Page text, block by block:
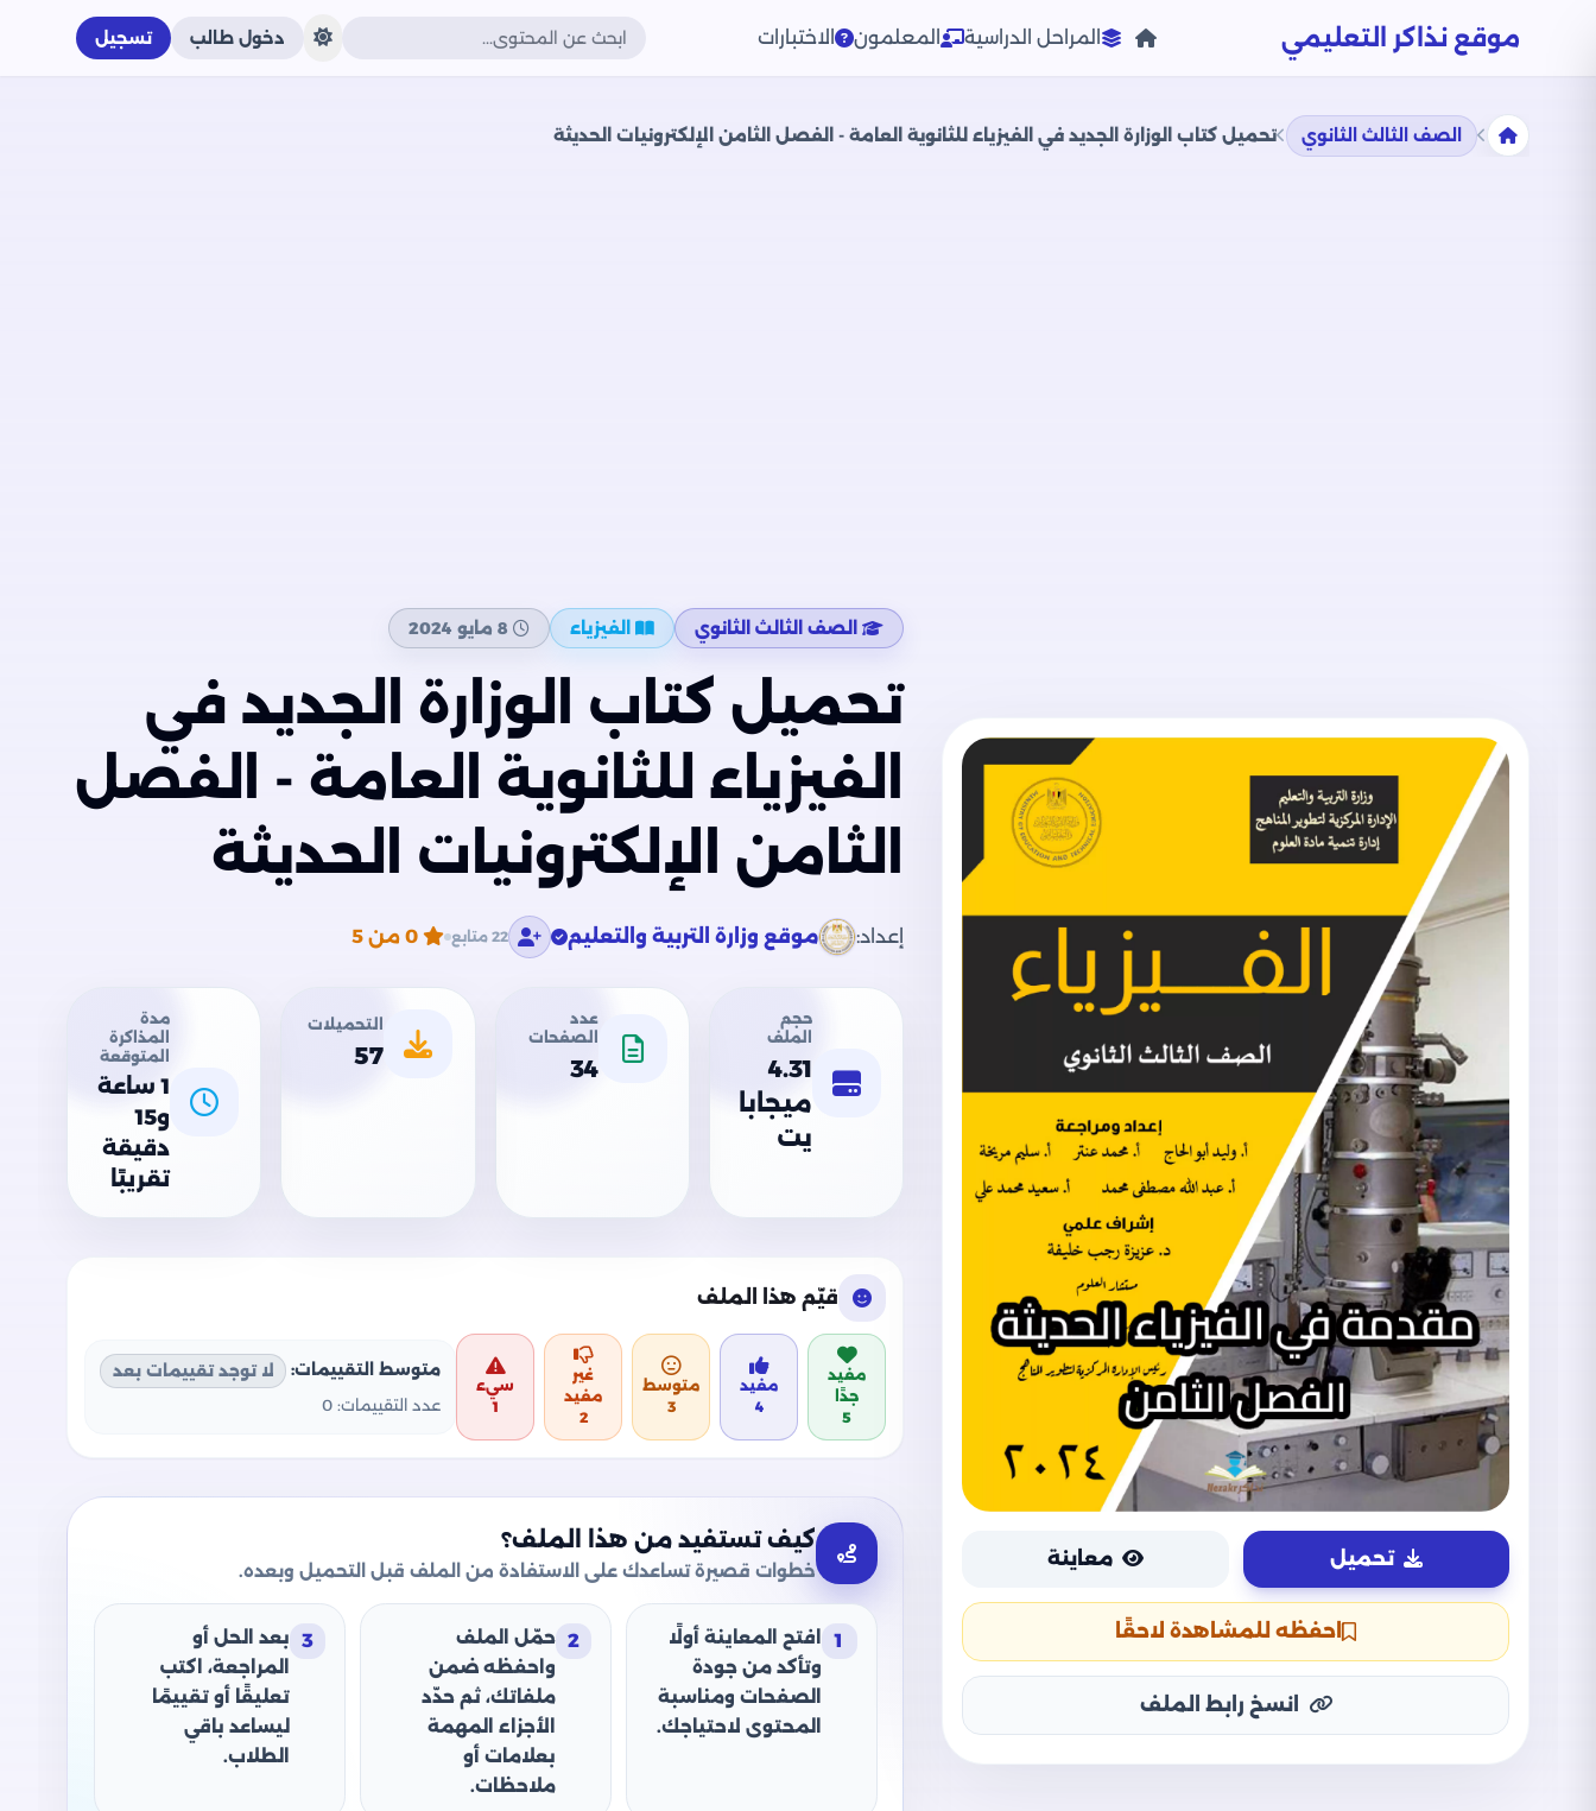
موقع نذاكر التعليمي المراحل الدراسية المعلمون الاختبارات دخول طالب تسجيل
الصف الثالث الثانوي تحميل كتاب الوزارة الجديد في الفيزياء للثانوية العامة - الفصل الثامن الإلكترونيات الحديثة
تحميل معاينة
احفظه للمشاهدة لاحقًا
انسخ رابط الملف
الصف الثالث الثانوي الفيزياء 8 مايو 2024
تحميل كتاب الوزارة الجديد في
الفيزياء للثانوية العامة - الفصل
الثامن الإلكترونيات الحديثة
إعداد: موقع وزارة التربية والتعليم 22 متابع 0من 5
حجم
الملف
4.31
ميجابا
يت
عدد
الصفحات
34
التحميلات
57
مدة
المذاكرة
المتوقعة
1 ساعة
و15
دقيقة
تقريبًا
قيّم هذا الملف
مفيد
جدًا
5
مفيد
4
متوسط
3
غير
مفيد
2
سيء
1
متوسط التقييمات:
لا توجد تقييمات بعد
عدد التقييمات: 0
كيف تستفيد من هذا الملف؟
خطوات قصيرة تساعدك على الاستفادة من الملف قبل التحميل وبعده.
1
افتح المعاينة أولًا
وتأكد من جودة
الصفحات ومناسبة
المحتوى لاحتياجك.
2 حمّل الملف
واحفظه ضمن
ملفاتك، ثم حدّد
الأجزاء المهمة
بعلامات أو
ملاحظات.
3
بعد الحل أو
المراجعة، اكتب
تعليقًا أو تقييمًا
ليساعد باقي
الطلاب.